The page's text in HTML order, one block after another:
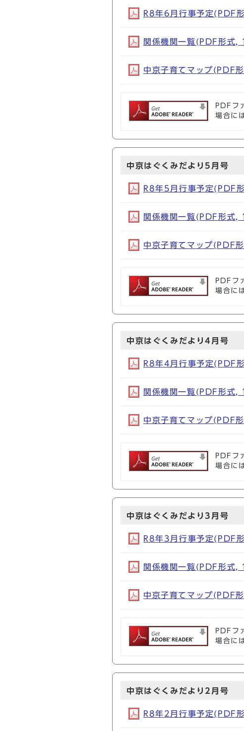
R8年6月行事予定(PDF
関係機関一覧(PDF形式
中京子育てマップ(PDF
PDFフ
場合に
中京はぐくみだより5月号
R8年5月行事予定(PDF
関係機関一覧(PDF形式
中京子育てマップ(PDF
PDFフ
場合に
中京はぐくみだより4月号
R8年4月行事予定(PDF
関係機関一覧(PDF形式
中京子育てマップ(PDF
PDFフ
場合に
中京はぐくみだより3月号
R8年3月行事予定(PDF
関係機関一覧(PDF形式
中京子育てマップ(PDF
PDFフ
場合に
中京はぐくみだより2月号
R8年2月行事予定(PDF